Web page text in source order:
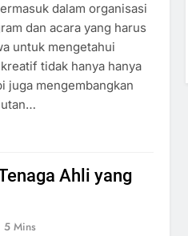
dalam organisasi
dan acara yang harus
untuk mengetahui
tidak hanya hanya
juga mengembangkan
Ahli yang
5 Mins